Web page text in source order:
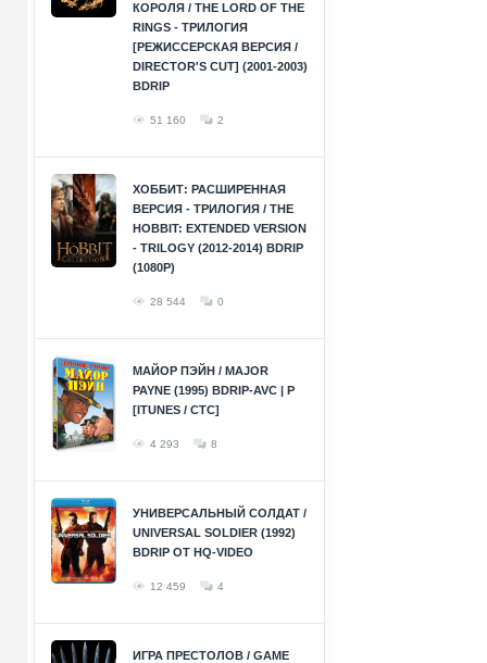
КОРОЛЯ / THE LORD OF THE
RINGS - ТРИЛОГИЯ
[РЕЖИССЕРСКАЯ ВЕРСИЯ /
DIRECTOR'S CUT] (2001-2003)
BDRIP
51 160 2
ХОББИТ: РАСШИРЕННАЯ
ВЕРСИЯ - ТРИЛОГИЯ / THE
HOBBIT: EXTENDED VERSION
- TRILOGY (2012-2014) BDRIP
(1080P)
28 544 0
МАЙОР ПЭЙН / MAJOR
PAYNE (1995) BDRIP-AVC | P
[ITUNES / СТС]
4 293 8
УНИВЕРСАЛЬНЫЙ СОЛДАТ /
UNIVERSAL SOLDIER (1992)
BDRIP ОТ HQ-VIDEO
12 459 4
ИГРА ПРЕСТОЛОВ / GAME